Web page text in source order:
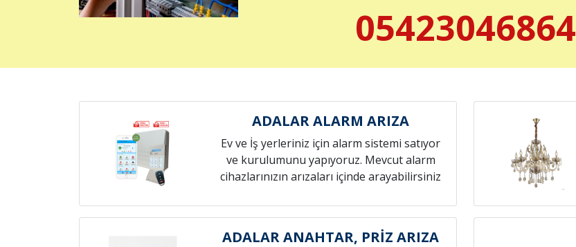
05423046864
ADALAR ALARM ARIZA
Ev ve İş yerleriniz için alarm sistemi satıyor
ve kurulumunu yapıyoruz. Mevcut alarm
cihazlarınızın arızaları içinde arayabilirsiniz
ADALAR ANAHTAR, PRİZ ARIZA